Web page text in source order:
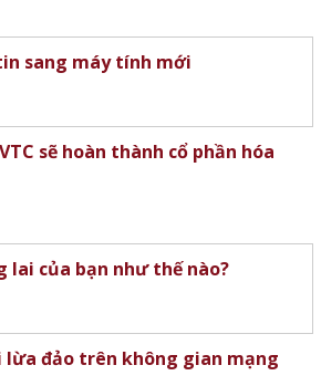
sang máy tính mới
sẽ hoàn thành cổ phần hóa
lai của bạn như thế nào?
lừa đảo trên không gian mạng